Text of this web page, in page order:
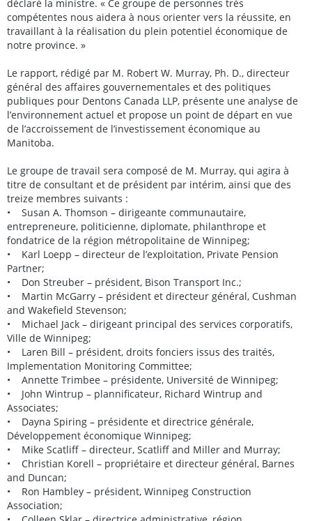
déclaré la ministre. « Ce groupe de personnes très
compétentes nous aidera à nous orienter vers la réussite, en
travaillant à la réalisation du plein potentiel économique de
notre province. »
Le rapport, rédigé par M. Robert W. Murray, Ph. D., directeur
général des affaires gouvernementales et des politiques
publiques pour Dentons Canada LLP, présente une analyse de
l’environnement actuel et propose un point de départ en vue
de l’accroissement de l’investissement économique au
Manitoba.
Le groupe de travail sera composé de M. Murray, qui agira à
titre de consultant et de président par intérim, ainsi que des
treize membres suivants :
• Susan A. Thomson – dirigeante communautaire,
entrepreneure, politicienne, diplomate, philanthrope et
fondatrice de la région métropolitaine de Winnipeg;
• Karl Loepp – directeur de l’exploitation, Private Pension
Partner;
• Don Streuber – président, Bison Transport Inc.;
• Martin McGarry – président et directeur général, Cushman
and Wakefield Stevenson;
• Michael Jack – dirigeant principal des services corporatifs,
Ville de Winnipeg;
• Laren Bill – président, droits fonciers issus des traités,
Implementation Monitoring Committee;
• Annette Trimbee – présidente, Université de Winnipeg;
• John Wintrup – plannificateur, Richard Wintrup and
Associates;
• Dayna Spiring – présidente et directrice générale,
Développement économique Winnipeg;
• Mike Scatliff – directeur, Scatliff and Miller and Murray;
• Christian Korell – propriétaire et directeur général, Barnes
and Duncan;
• Ron Hambley – président, Winnipeg Construction
Association;